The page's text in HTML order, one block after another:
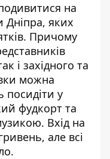
на
Дніпра, яких
Причому
і західного та
можна
посидіти у
фудкорт та
Вхід на
але всі